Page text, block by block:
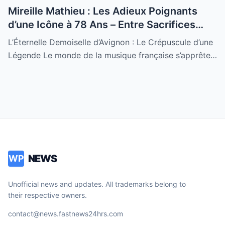
Mireille Mathieu : Les Adieux Poignants
d’une Icône à 78 Ans – Entre Sacrifices
Amoureux et Destin Royal
L’Éternelle Demoiselle d’Avignon : Le Crépuscule d’une
Légende Le monde de la musique française s’apprête…
WP NEWS
Unofficial news and updates. All trademarks belong to
their respective owners.
contact@news.fastnews24hrs.com